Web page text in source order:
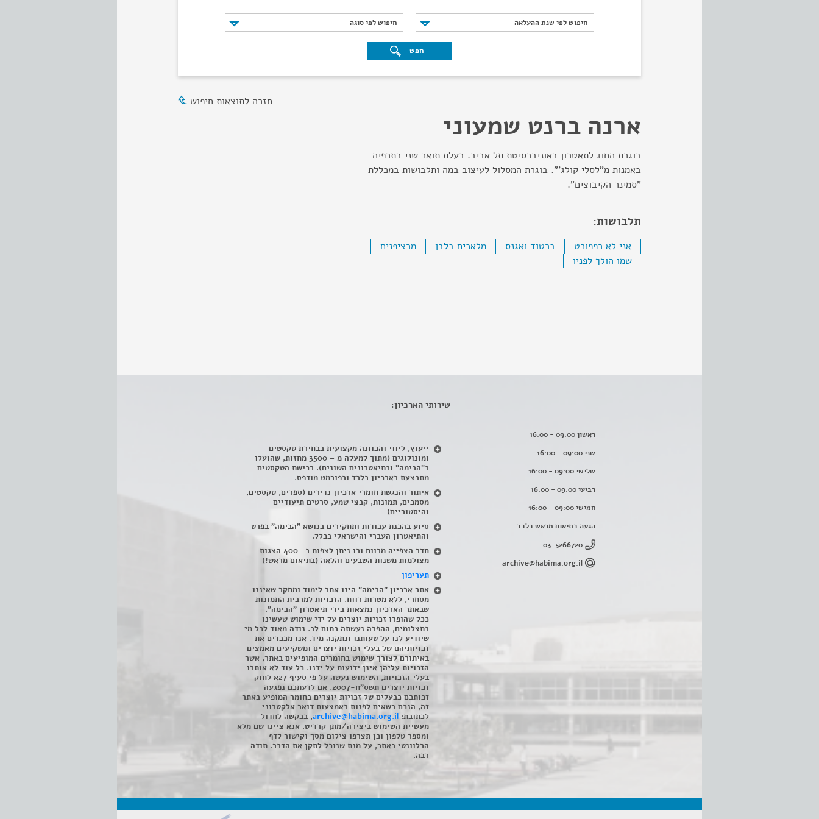
חיפוש לפי שנת ההעלאה
חיפוש לפי שנת ההעלאה חיפוש לפי סוגה
חיפוש לפי סוגה
חפש
חזרה לתוצאות חיפוש
ארנה ברנט שמעוני
בוגרת החוג לתאטרון באוניברסיטת תל אביב. בעלת תואר שני בתרפיה
באמנות מ"לסלי קולג'". בוגרת המסלול לעיצוב במה ותלבושות במכללת
"סמינר הקיבוצים".
תלבושות:
אני לא רפפורט ברטוד ואגנס מלאכים בלבן
מרציפנים
שמו הולך לפניו
ראשון 09:00 - 16:00
שני 09:00 - 16:00
שלישי 09:00 - 16:00
רביעי 09:00 - 16:00
חמישי 09:00 - 16:00
הגעה בתיאום מראש בלבד
03-5266720
archive@habima.org.il
שירותי הארכיון:
ייעוץ, ליווי והכוונה מקצועית בבחירת טקסטים
ומונולוגים (מתוך למעלה מ – 3500 מחזות, שהועלו
ב"הבימה" ובתיאטרונים השונים). רכישת הטקסטים
מתבצעת בארכיון בלבד ובפורמט מודפס.
איתור והנגשת חומרי ארכיון נדירים (ספרים, טקסטים,
מסמכים, תמונות, קבצי שמע, סרטים תיעודיים
והיסטוריים)
סיוע בהכנת עבודות ותחקירים בנושא "הבימה" בפרט
והתיאטרון העברי והישראלי בכלל.
חדר הצפייה מרווח ובו ניתן לצפות ב- 400 הצגות
מצולמות משנות השבעים והלאה (בתיאום מראש!)
תעריפון
אתר ארכיון "הבימה" הינו אתר לימוד ומחקר שאיננו
מסחרי, ללא מטרות רווח. הזכויות למרבית התמונות
שבאתר הארכיון נמצאות בידי תיאטרון "הבימה".
ככל שהופרו זכויות יוצרים על ידי שימוש שעשינו
בתצלומים, ההפרה נעשתה בתום לב. נודה מאוד לכל מי
שיודיע לנו על טעותנו ונתקנה מיד. אנו מכבדים את
זכויותיהם של בעלי זכויות יוצרים ומשקיעים מאמצים
באיתורם לצורך שימוש בחומרים המופיעים באתר, אשר
הזכויות עליהן אינן ידועות על ידנו. כל עוד לא אותרו
בעלי הזכויות, השימוש נעשה על פי סעיף 27א לחוק
זכויות יוצרים תשס"ח-2007. אם לדעתכם נפגעה
זכותכם כבעלים של זכויות יוצרים בחומר המופיע באתר
זה, הנכם רשאים לפנות באמצעות דואר אלקטרוני
לכתובת: archive@habima.org.il, בבקשה לחדול
מעשיית השימוש ביצירה/מתן קרדיט. אנא ציינו שם מלא
ומספר טלפון וכן תצרפו צילום מסך וקישור לדף
הרלוונטי באתר, על מנת שנוכל לתקן את הדבר. תודה
רבה.